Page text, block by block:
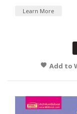
Learn More
Add to